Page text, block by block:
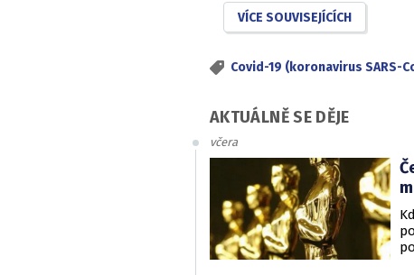
VÍCE SOUVISEJÍCÍCH
Covid-19 (koronavirus SARS-
AKTUÁLNĚ SE DĚJE
včera